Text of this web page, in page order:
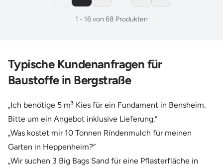
1 - 16von 68 Produkten
Typische Kundenanfragen für
Baustoffe in Bergstraße
„Ich benötige 5 m³ Kies für ein Fundament in Bensheim.
Bitte um ein Angebot inklusive Lieferung.“
„Was kostet mir 10 Tonnen Rindenmulch für meinen
Garten in Heppenheim?“
„Wir suchen 3 Big Bags Sand für eine Pflasterfläche in